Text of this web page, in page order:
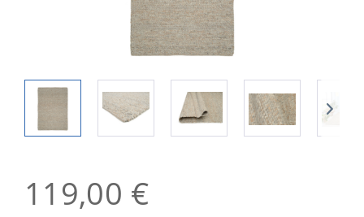
119,00 €